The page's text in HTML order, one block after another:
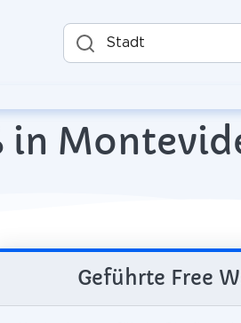
Stadt
in
Geführte Free